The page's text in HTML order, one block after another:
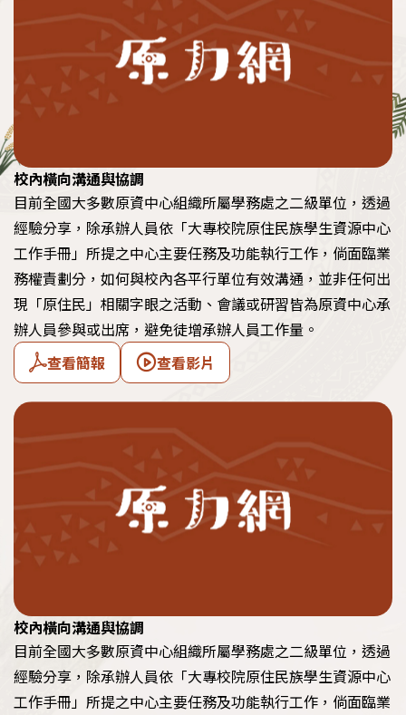
原住民族政治受難者口述歷史繪本
教育部獎勵績優大專校院原住民族學生資源中心
計畫
執行成果
校內橫向溝通與協調
目前全國大多數原資中心組織所屬學務處之二級單位，透過
經驗分享，除承辦人員依「大專校院原住民族學生資源中心
工作手冊」所提之中心主要任務及功能執行工作，倘面臨業
務權責劃分，如何與校內各平行單位有效溝通，並非任何出
現「原住民」相關字眼之活動、會議或研習皆為原資中心承
辦人員參與或出席，避免徒增承辦人員工作量。
查看簡報
查看影片
校內橫向溝通與協調
目前全國大多數原資中心組織所屬學務處之二級單位，透過
經驗分享，除承辦人員依「大專校院原住民族學生資源中心
工作手冊」所提之中心主要任務及功能執行工作，倘面臨業